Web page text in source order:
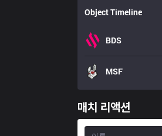
Object Timeline
BDS
MSF
매치 리액션